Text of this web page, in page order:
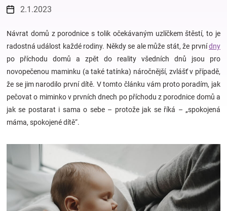
a
kojenecká
výbava
Hračky
a
2.1.2023
Návrat domů z porodnice s tolik očekávaným uzlíčkem štěstí, to je
radostná událost každé rodiny. Někdy se ale může stát, že prvnídny
po příchodu domů a zpět do reality všedních dnů jsou pro
novopečenou maminku (a také tatínka) náročnější, zvlášť v případě,
že se jim narodilo první dítě. V tomto článku vám proto poradím, jak
pečovat o miminko v prvních dnech po příchodu z porodnice domů a
jak se postarat i sama o sebe – protože jak se říká – „spokojená
máma, spokojené dítě“.